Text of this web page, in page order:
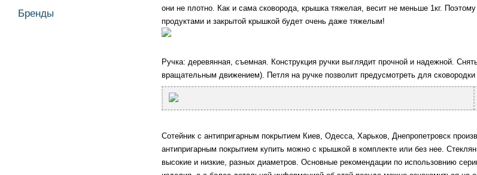
они не плотно. Как и сама сковорода, крышка тяжелая, весит не меньше 1кг. Поэтому
продуктами и закрытой крышкой будет очень даже тяжелым!
Ручка: деревянная, съемная. Конструкция ручки выглядит прочной и надежной.
вращательным движением). Петля на ручке позволит предусмотреть для сковородки
Сотейник с антипригарным покрытием Киев, Одесса, Харьков, Днепропетровск
антипригарным покрытием купить можно с крышкой в комплекте или без нее.
высокие и низкие, разных диаметров. Основные рекомендации по использовнию
Бренды